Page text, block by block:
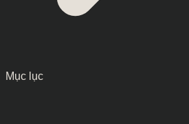
Mục lục